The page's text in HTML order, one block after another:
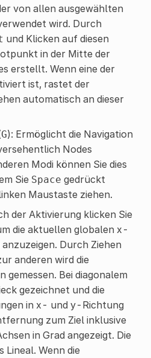
von allen ausgewählten
wird. Durch
und Klicken auf diesen
in der Mitte der
erstellt. Wenn eine der
ist, rastet der
automatisch an dieser
G): Ermöglicht die Navigation
Nodes
Modi können Sie dies
Sie Space gedrückt
Maustaste ziehen.
der Aktivierung klicken Sie
die aktuellen globalen x-
Durch Ziehen
anderen wird die
gemessen. Bei diagonalem
gezeichnet und die
in x- und y-Richtung
zum Ziel inklusive
in Grad angezeigt. Die
Lineal. Wenn die